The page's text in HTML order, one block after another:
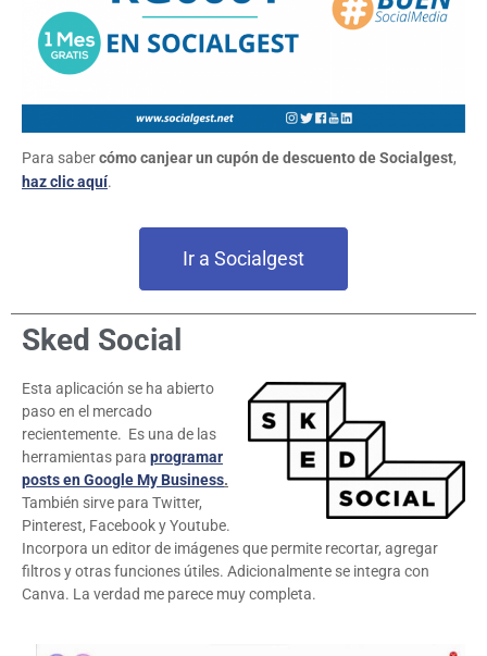
Para sabercómo canjear un cupón de descuento de Socialgest,
haz clic aquí.
Ir a Socialgest
Sked Social
Esta aplicación se ha abierto
paso en el mercado
recientemente. Es una de las
herramientas para programar
posts en Google My Business.
También sirve para Twitter,
Pinterest, Facebook y Youtube.
Incorpora un editor de imágenes que permite recortar, agregar
filtros y otras funciones útiles. Adicionalmente se integra con
Canva. La verdad me parece muy completa.